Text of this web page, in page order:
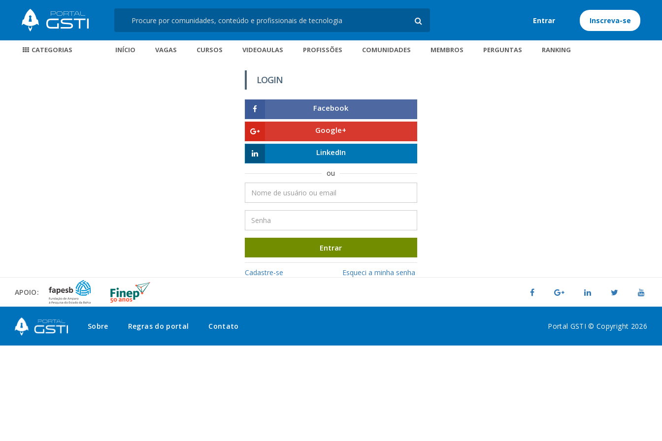
Entrar Inscreva-se
CATEGORIAS INÍCIO VAGAS CURSOS VIDEOAULAS PROFISSÕES COMUNIDADES MEMBROS PERGUNTAS RANKING
LOGIN
Facebook
Google+
LinkedIn
ou
Entrar
Cadastre-se Esqueci a minha senha
APOIO:
Sobre Regras do portal Contato Portal GSTI © Copyright 2026